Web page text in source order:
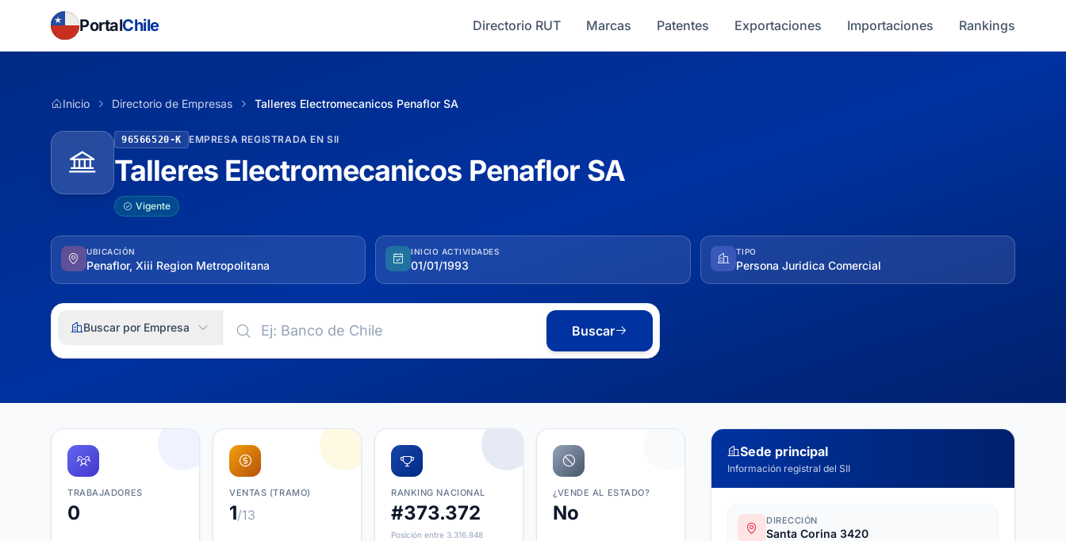
PortalChile Directorio RUT Marcas Patentes Exportaciones Importaciones Rankings
Inicio Directorio de Empresas Talleres Electromecanicos Penaflor SA
96566520-K EMPRESA REGISTRADA EN SII
Talleres Electromecanicos Penaflor SA
Vigente
UBICACIÓN
Penaflor, Xiii Region Metropolitana
INICIO ACTIVIDADES
01/01/1993
TIPO
Persona Juridica Comercial
Buscar por Empresa Buscar
TRABAJADORES
0
VENTAS (TRAMO)
1/13
RANKING NACIONAL
#373.372
Posición entre 3.316.848
¿VENDE AL ESTADO?
No
Sede principal
Información registral del SII
DIRECCIÓN
Santa Corina 3420